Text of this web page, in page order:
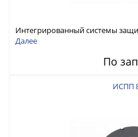
Интегрированный системы
ИСПП 8800
Далее
По
ИСПП